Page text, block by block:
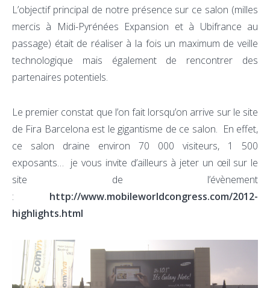
L’objectif principal de notre présence sur ce salon (milles
mercis à Midi-Pyrénées Expansion et à Ubifrance au
passage) était de réaliser à la fois un maximum de veille
technologique mais également de rencontrer des
partenaires potentiels.
Le premier constat que l’on fait lorsqu’on arrive sur le site
de Fira Barcelona est le gigantisme de ce salon. En effet,
ce salon draine environ 70 000 visiteurs, 1 500
exposants… je vous invite d’ailleurs à jeter un œil sur le
site de l’évènement
: http://www.mobileworldcongress.com/2012-
highlights.html